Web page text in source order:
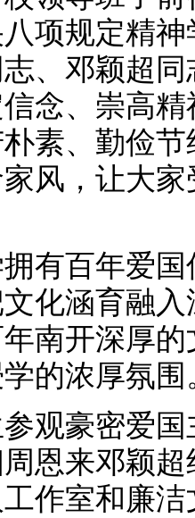
项规定精
、邓颖超
念、崇高
素、勤俭
风，让大
百年爱国
化涵育融
南开深厚
的浓厚氛围
豪密爱国
恩来邓颖
作室和廉